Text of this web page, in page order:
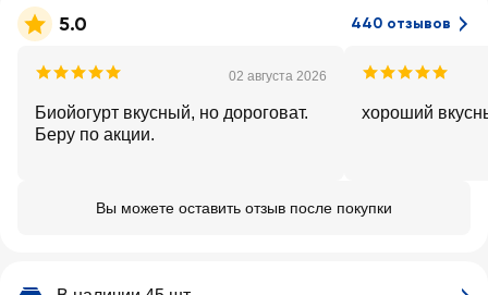
5.0 440 отзывов
02 августа 2026
Биойогурт вкусный, но дороговат.
Беру по акции.
хороший
Вы можете оставить отзыв после покупки